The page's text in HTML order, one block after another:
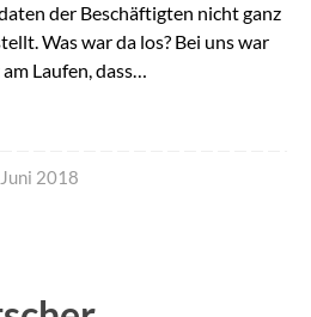
der Beschäftigten nicht ganz
Was war da los? Bei uns war
Laufen, dass…
2018